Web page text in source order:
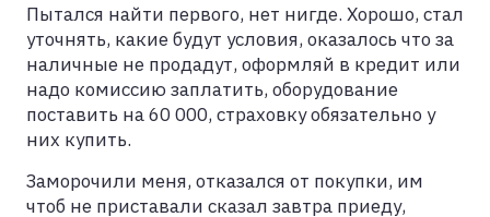
Пытался найти первого, нет нигде. Хорошо, стал
уточнять, какие будут условия, оказалось что за
наличные не продадут, оформляй в кредит или
надо комиссию заплатить, оборудование
поставить на 60 000, страховку обязательно у
них купить.
Заморочили меня, отказался от покупки, им
чтоб не приставали сказал завтра приеду,